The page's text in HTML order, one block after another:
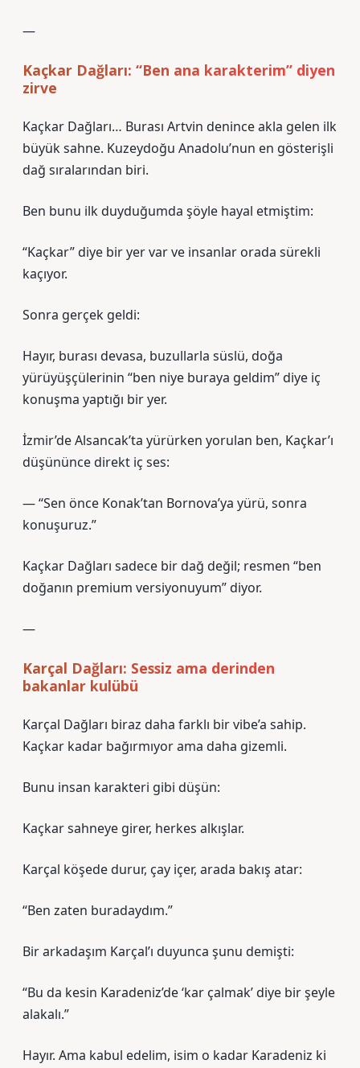
—
Kaçkar Dağları: “Ben ana karakterim” diyen
zirve
Kaçkar Dağları… Burası Artvin denince akla gelen ilk
büyük sahne. Kuzeydoğu Anadolu’nun en gösterişli
dağ sıralarından biri.
Ben bunu ilk duyduğumda şöyle hayal etmiştim:
“Kaçkar” diye bir yer var ve insanlar orada sürekli
kaçıyor.
Sonra gerçek geldi:
Hayır, burası devasa, buzullarla süslü, doğa
yürüyüşçülerinin “ben niye buraya geldim” diye iç
konuşma yaptığı bir yer.
İzmir’de Alsancak’ta yürürken yorulan ben, Kaçkar’ı
düşününce direkt iç ses:
— “Sen önce Konak’tan Bornova’ya yürü, sonra
konuşuruz.”
Kaçkar Dağları sadece bir dağ değil; resmen “ben
doğanın premium versiyonuyum” diyor.
—
Karçal Dağları: Sessiz ama derinden
bakanlar kulübü
Karçal Dağları biraz daha farklı bir vibe’a sahip.
Kaçkar kadar bağırmıyor ama daha gizemli.
Bunu insan karakteri gibi düşün:
Kaçkar sahneye girer, herkes alkışlar.
Karçal köşede durur, çay içer, arada bakış atar:
“Ben zaten buradaydım.”
Bir arkadaşım Karçal’ı duyunca şunu demişti:
“Bu da kesin Karadeniz’de ‘kar çalmak’ diye bir şeyle
alakalı.”
Hayır. Ama kabul edelim, isim o kadar Karadeniz ki